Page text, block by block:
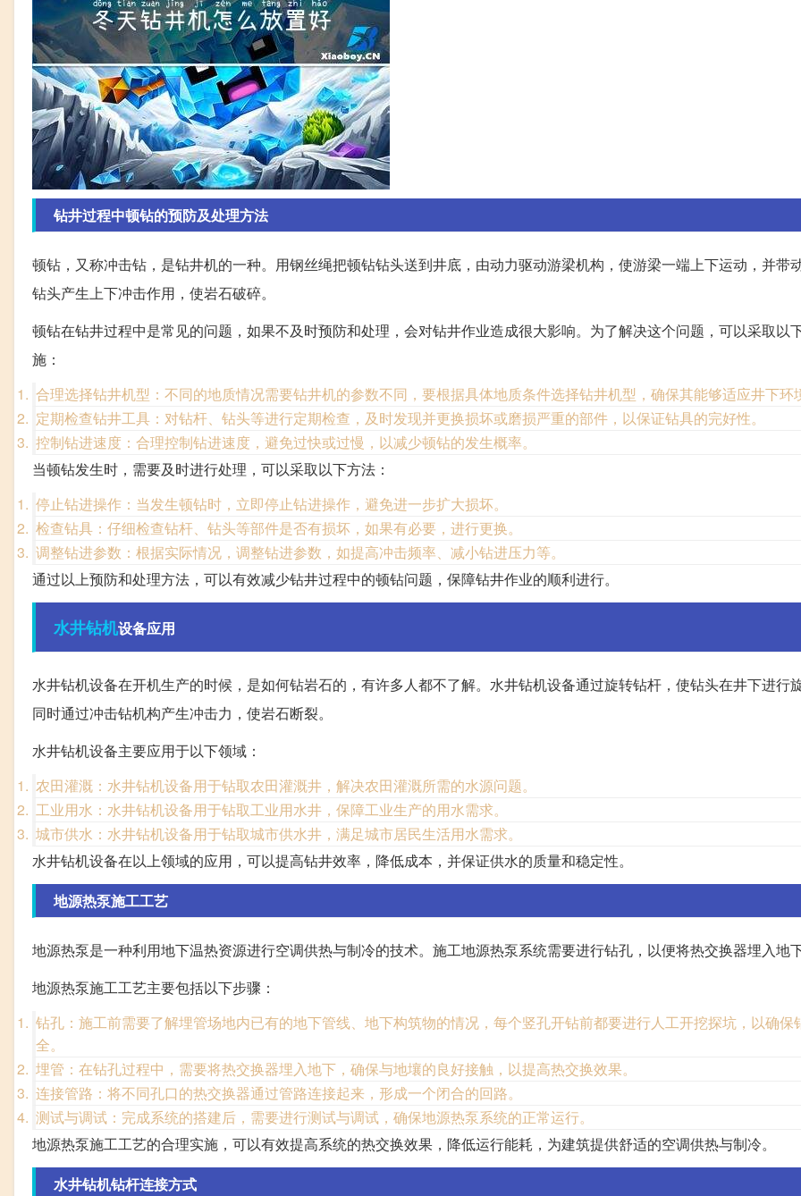
钻井过程中顿钻的预防及处理方法
顿钻，又称冲击钻，是钻井机的一种。用钢丝绳把顿钻钻头送到井底，由动力驱动游梁机构，使游梁一端上下运动，并带
钻头产生上下冲击作用，使岩石破碎。
顿钻在钻井过程中是常见的问题，如果不及时预防和处理，会对钻井作业造成很大影响。为了解决这个问题，可以采取以
施：
合理选择钻井机型：不同的地质情况需要钻井机的参数不同，要根据具体地质条件选择钻井机型，确保其能够适应井下环
定期检查钻井工具：对钻杆、钻头等进行定期检查，及时发现并更换损坏或磨损严重的部件，以保证钻具的完好性。
控制钻进速度：合理控制钻进速度，避免过快或过慢，以减少顿钻的发生概率。
当顿钻发生时，需要及时进行处理，可以采取以下方法：
停止钻进操作：当发生顿钻时，立即停止钻进操作，避免进一步扩大损坏。
检查钻具：仔细检查钻杆、钻头等部件是否有损坏，如果有必要，进行更换。
调整钻进参数：根据实际情况，调整钻进参数，如提高冲击频率、减小钻进压力等。
通过以上预防和处理方法，可以有效减少钻井过程中的顿钻问题，保障钻井作业的顺利进行。
水井钻机设备应用
水井钻机设备在开机生产的时候，是如何钻岩石的，有许多人都不了解。水井钻机设备通过旋转钻杆，使钻头在井下进行
同时通过冲击钻机构产生冲击力，使岩石断裂。
水井钻机设备主要应用于以下领域：
农田灌溉：水井钻机设备用于钻取农田灌溉井，解决农田灌溉所需的水源问题。
工业用水：水井钻机设备用于钻取工业用水井，保障工业生产的用水需求。
城市供水：水井钻机设备用于钻取城市供水井，满足城市居民生活用水需求。
水井钻机设备在以上领域的应用，可以提高钻井效率，降低成本，并保证供水的质量和稳定性。
地源热泵施工工艺
地源热泵是一种利用地下温热资源进行空调供热与制冷的技术。施工地源热泵系统需要进行钻孔，以便将热交换器埋入地下
地源热泵施工工艺主要包括以下步骤：
钻孔：施工前需要了解埋管场地内已有的地下管线、地下构筑物的情况，每个竖孔开钻前都要进行人工开挖探坑，以确保
全。
埋管：在钻孔过程中，需要将热交换器埋入地下，确保与地壤的良好接触，以提高热交换效果。
连接管路：将不同孔口的热交换器通过管路连接起来，形成一个闭合的回路。
测试与调试：完成系统的搭建后，需要进行测试与调试，确保地源热泵系统的正常运行。
地源热泵施工工艺的合理实施，可以有效提高系统的热交换效果，降低运行能耗，为建筑提供舒适的空调供热与制冷。
水井钻机钻杆连接方式